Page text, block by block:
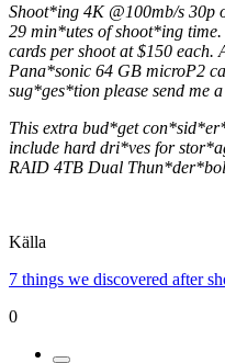
Shoot*ing 4K @100mb/s 30p
29 min*utes of shoot*ing
cards per shoot at $150 each.
Pana*sonic 64 GB microP2
sug*ges*tion please send me
This extra bud*get
include hard dri*ves for
RAID 4TB Dual
Källa
7 things we discovered after
0